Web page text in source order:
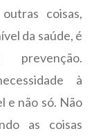
coisas,
da saúde, é
prevenção.
à
e não só. Não
as coisas